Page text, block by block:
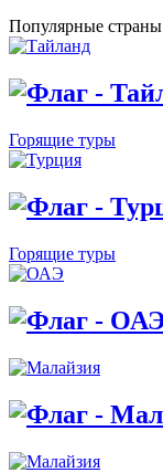
Популярные страны
Горящие туры
Горящие туры